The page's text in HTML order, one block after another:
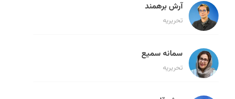
آرش برهمند
تحریریه
سمانه سمیع
تحریریه